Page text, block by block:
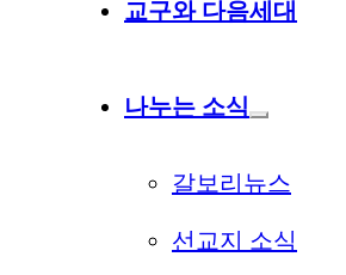
교구와 다음세대
나누는 소식
갈보리뉴스
선교지 소식